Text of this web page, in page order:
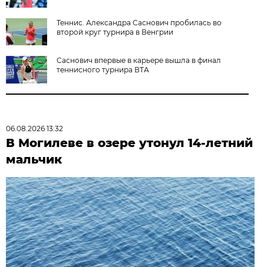
Теннис. Александра Саснович пробилась во
второй круг турнира в Венгрии
Саснович впервые в карьере вышла в финал
теннисного турнира ВТА
06.08.2026 13:32
В Могилеве в озере утонул 14-летний
мальчик